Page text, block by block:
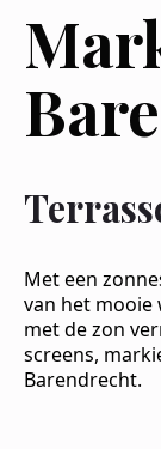
Met een
van het
met de zon
screens,
Barendrecht.